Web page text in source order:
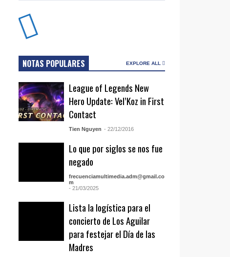
NOTAS POPULARES EXPLORE ALL
League of Legends New
Hero Update: Vel’Koz in First
Contact
Tien Nguyen - 22/12/2016
Lo que por siglos se nos fue
negado
frecuenciamultimedia.adm@gmail.co
m
- 21/03/2025
Lista la logística para el
concierto de Los Aguilar
para festejar el Día de las
Madres